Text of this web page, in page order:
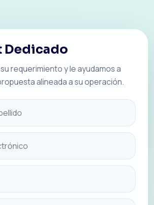
Dedicado
requerimiento y le ayudamos a
alineada a su operación.